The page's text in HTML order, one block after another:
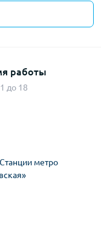
работы
до 18
метро